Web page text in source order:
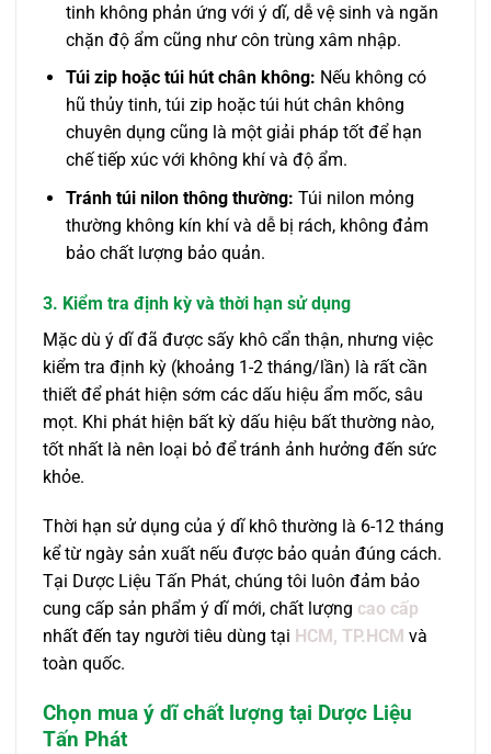
tinh không phản ứng với ý dĩ, dễ vệ sinh và ngăn
chặn độ ẩm cũng như côn trùng xâm nhập.
Túi zip hoặc túi hút chân không: Nếu không có
hũ thủy tinh, túi zip hoặc túi hút chân không
chuyên dụng cũng là một giải pháp tốt để hạn
chế tiếp xúc với không khí và độ ẩm.
Tránh túi nilon thông thường: Túi nilon mỏng
thường không kín khí và dễ bị rách, không đảm
bảo chất lượng bảo quản.
3. Kiểm tra định kỳ và thời hạn sử dụng
Mặc dù ý dĩ đã được sấy khô cẩn thận, nhưng việc
kiểm tra định kỳ (khoảng 1-2 tháng/lần) là rất cần
thiết để phát hiện sớm các dấu hiệu ẩm mốc, sâu
mọt. Khi phát hiện bất kỳ dấu hiệu bất thường nào,
tốt nhất là nên loại bỏ để tránh ảnh hưởng đến sức
khỏe.
Thời hạn sử dụng của ý dĩ khô thường là 6-12 tháng
kể từ ngày sản xuất nếu được bảo quản đúng cách.
Tại Dược Liệu Tấn Phát, chúng tôi luôn đảm bảo
cung cấp sản phẩm ý dĩ mới, chất lượng cao cấp
nhất đến tay người tiêu dùng tại HCM, TP.HCM và
toàn quốc.
Chọn mua ý dĩ chất lượng tại Dược Liệu
Tấn Phát